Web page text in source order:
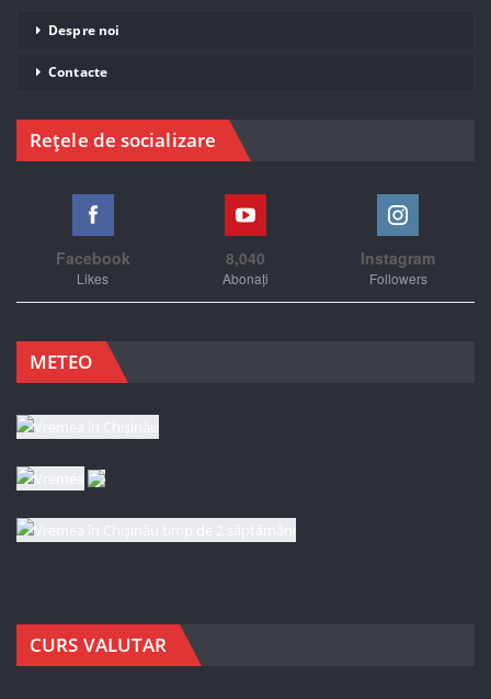
Despre noi
Contacte
Rețele de socializare
Facebook
Likes
8,040
Abonați
Instagram
Followers
METEO
CURS VALUTAR